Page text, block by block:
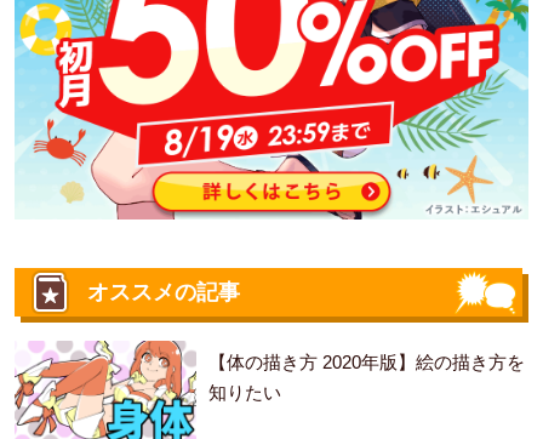
オススメの記事
【体の描き方 2020年版】絵の描き方を
知りたい